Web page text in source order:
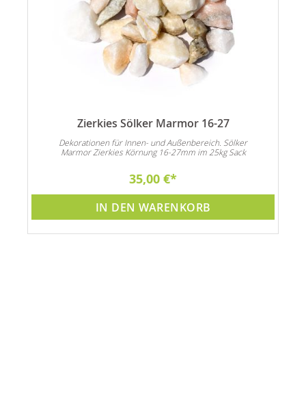
Zierkies Sölker Marmor 16-27
Dekorationen für Innen- und Außenbereich. Sölker
Marmor Zierkies Körnung 16-27mm im 25kg Sack
35,00 €
IN DEN WARENKORB